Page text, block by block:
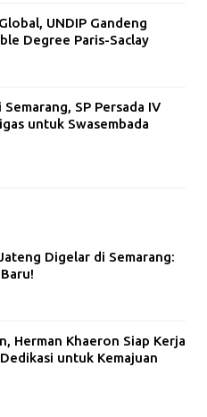
UNDIP Gandeng
Degree Paris-Saclay
SP Persada IV
untuk Swasembada
Digelar di Semarang:
Herman Khaeron Siap Kerja
untuk Kemajuan